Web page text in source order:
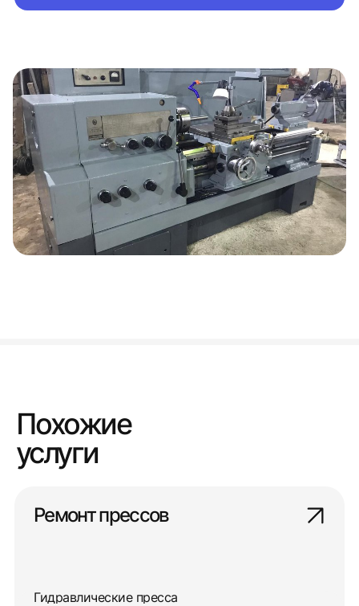
Похожие
услуги
Ремонт прессов
Гидравлические пресса